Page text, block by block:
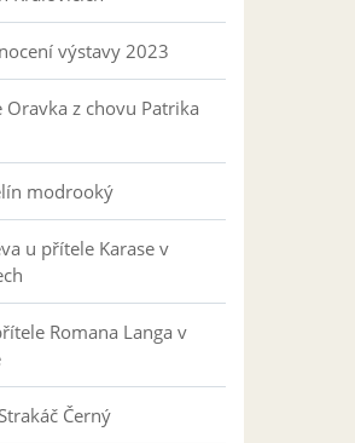
výstavy 2023
Oravka z chovu Patrika
modrooký
u přítele Karase v
Romana Langa v
Černý